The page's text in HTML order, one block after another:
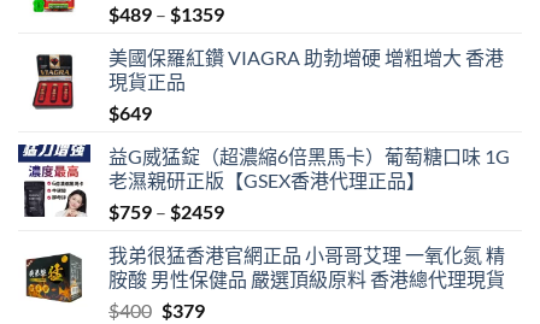
$489 – $1359Price
$489
美國保羅紅鑽 VIAGRA 助勃增硬 增粗增大 香港
現貨正品
$649
益G威猛錠（超濃縮6倍黑馬卡）葡萄糖口味 1G
老濕親研正版【GSEX香港代理正品】
$759 – $2459Price
$759
through
我弟很猛香港官網正品 小哥哥艾理 一氧化氮 精
胺酸 男性保健品 嚴選頂級原料 香港總代理現貨
$400 Original
$379Current